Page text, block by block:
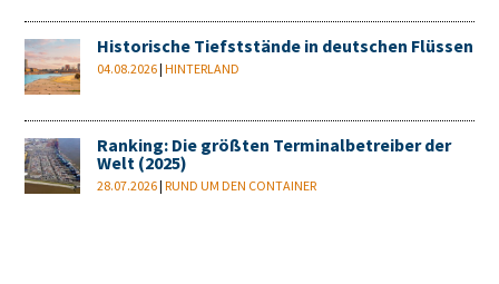
Historische Tiefststände in deutschen Flüssen
04.08.2026 |HINTERLAND
Ranking: Die größten Terminalbetreiber der
Welt (2025)
28.07.2026 |RUND UM DEN CONTAINER